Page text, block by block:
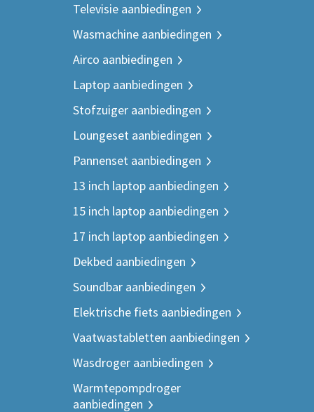
Televisie aanbiedingen
Wasmachine aanbiedingen
Airco aanbiedingen
Laptop aanbiedingen
Stofzuiger aanbiedingen
Loungeset aanbiedingen
Pannenset aanbiedingen
13 inch laptop aanbiedingen
15 inch laptop aanbiedingen
17 inch laptop aanbiedingen
Dekbed aanbiedingen
Soundbar aanbiedingen
Elektrische fiets aanbiedingen
Vaatwastabletten aanbiedingen
Wasdroger aanbiedingen
Warmtepompdroger
aanbiedingen